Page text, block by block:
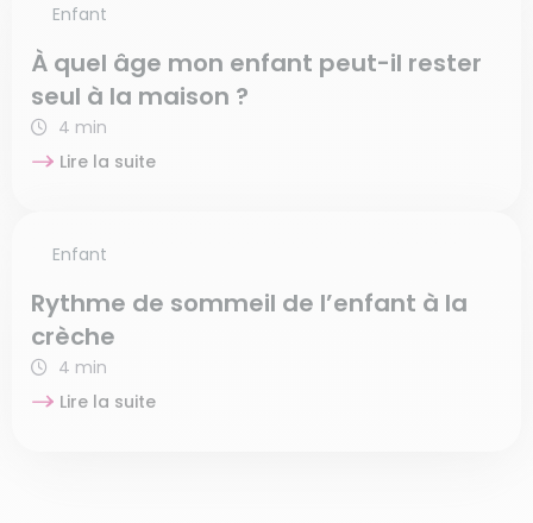
Enfant
À quel âge mon enfant peut-il rester
seul à la maison ?
4 min
Lire la suite
Enfant
Rythme de sommeil de l’enfant à la
crèche
4 min
Lire la suite